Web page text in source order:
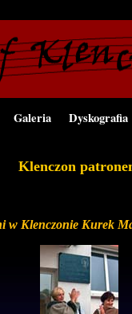
Galeria Dyskografia
Klenczon
w Klenczonie Kurek